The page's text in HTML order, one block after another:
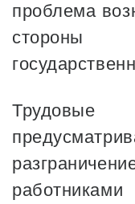
проблема
стороны